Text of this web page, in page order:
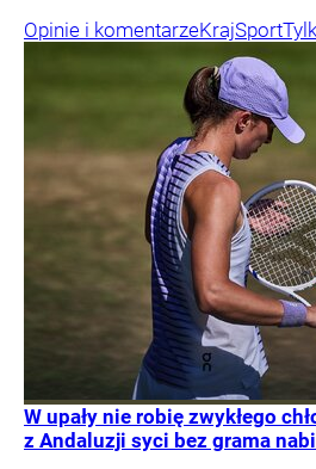
Opinie i komentarzeKrajSport
W upały nie robię zwykłego
z Andaluzji syci bez grama